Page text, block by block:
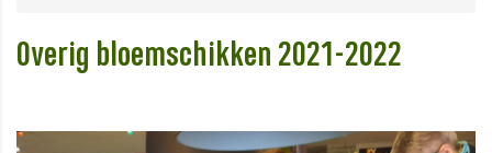
Overig bloemschikken 2021-2022